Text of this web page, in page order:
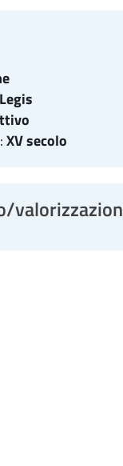
XV secolo